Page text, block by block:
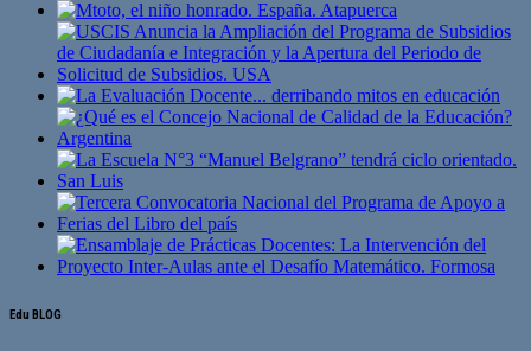
Edu BLOG